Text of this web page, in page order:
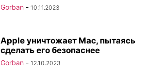
Gorban - 10.11.2023
Apple уничтожает Mac, пытаясь
сделать его безопаснее
Gorban - 12.10.2023